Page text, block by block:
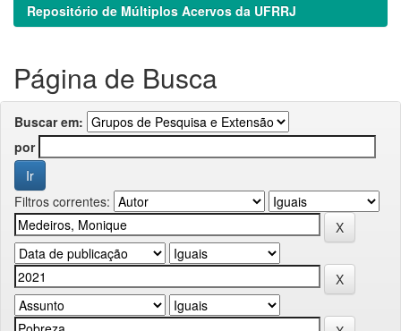
Repositório de Múltiplos Acervos da UFRRJ
Página de Busca
Buscar em:
por
Filtros correntes: